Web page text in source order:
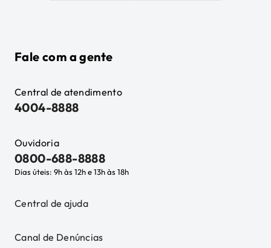
Fale com a gente
Central de atendimento
4004-8888
Ouvidoria
0800-688-8888
Dias úteis: 9h às 12h e 13h às 18h
Central de ajuda
Canal de Denúncias